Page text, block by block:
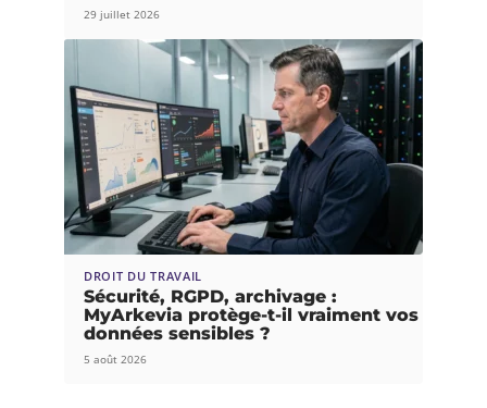
29 juillet 2026
DROIT DU TRAVAIL
Sécurité, RGPD, archivage :
MyArkevia protège-t-il vraiment vos
données sensibles ?
5 août 2026